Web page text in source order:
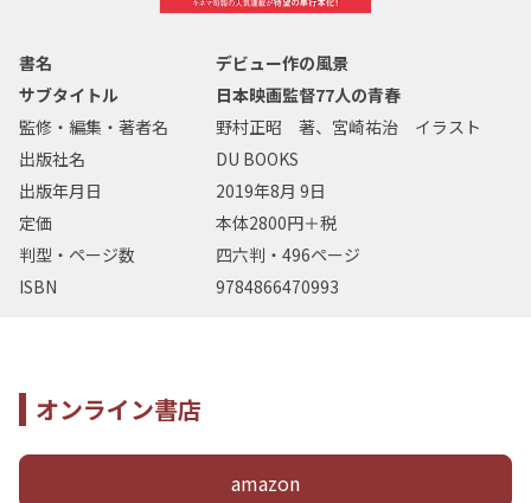
書名
デビュー作の風景
サブタイトル
日本映画監督77人の青春
監修・編集・著者名
野村正昭 著、宮崎祐治 イラスト
出版社名
DU BOOKS
出版年月日
2019年8月 9日
定価
本体2800円＋税
判型・ページ数
四六判・496ページ
ISBN
9784866470993
オンライン書店
amazon